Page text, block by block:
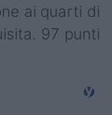
ai quarti di
97 punti